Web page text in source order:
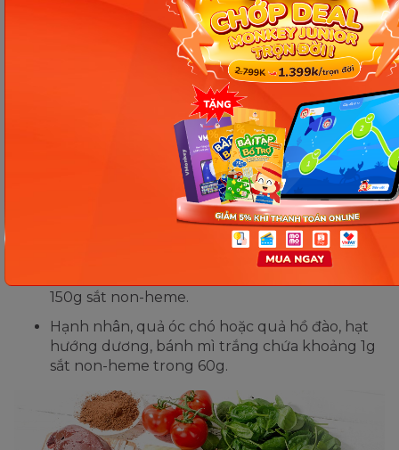
1,5 đến 2,4g sắt heme.
Sò với 75g cung cấp 2.1g sắt heme.
Cá mòi, đóng hộp (75g chứa 2g sắt heme).
Cá ngừ, cá trích, cá hồi hoặc cá thu (75g chứa
Thịt gà hoặc thịt lợn (75g chứa 0.9g sắt heme).
Đậu nành, đậu lăng 100g chứa khoảng 4 - 6,5g
Hạt/hạt bí ngô rang chín 60g chứa 4.7 g sắt
150g sắt non-heme.
Hạnh nhân, quả óc chó hoặc quả hồ đào, hạt
hướng dương, bánh mì trắng chứa khoảng 1g
sắt non-heme trong 60g.